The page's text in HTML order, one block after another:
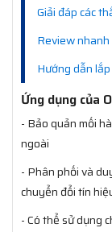
Giải đáp các
Review
Hướng dẫn
Ứng dụng của
- Bảo quản mối
ngoài
- Phân phối và
chuyển đổi tín
- Có thể sử dụng